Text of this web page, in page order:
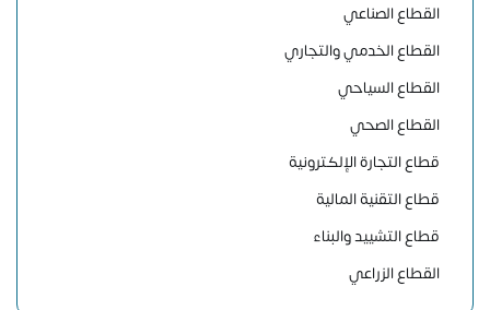
القطاع الصناعي
القطاع الخدمي والتجاري
القطاع السياحي
القطاع الصحي
قطاع التجارة الإلكترونية
قطاع التقنية المالية
قطاع التشييد والبناء
القطاع الزراعي